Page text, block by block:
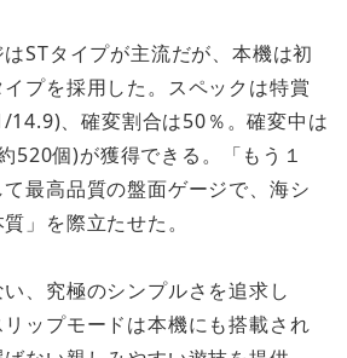
STタイプが主流だが、本機は初
プを採用した。スペックは特賞
、確変割合は50％。確変中は
520個)が獲得できる。「もう１
最高品質の盤面ゲージで、海シ
」を際立たせた。
、究極のシンプルさを追求し
ップモードは本機にも搭載され